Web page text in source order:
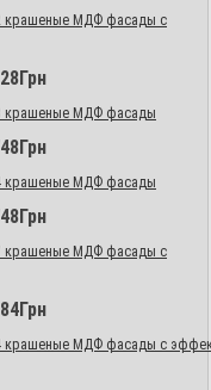
крашеные МДФ фасады с
крашеные МДФ фасады
крашеные МДФ фасады
крашеные МДФ фасады с
крашеные МДФ фасады с